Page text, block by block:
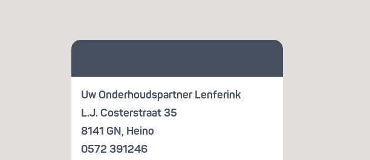
KENNISBANK
Vraag je
Uw Onderhoudspartner Lenferink
L.J. Costerstraat 35
8141 GN, Heino
0572 391246